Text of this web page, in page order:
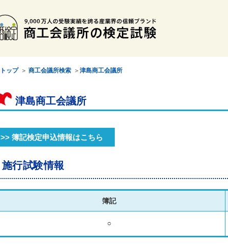
トップ ＞ 商工会議所検索 ＞ 津島商工会議所
津島商工会議所
>> 簿記検定申込情報はこちら
施行試験情報
簿記
○